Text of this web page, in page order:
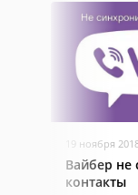
19 ноября
Вайбер не
контакты